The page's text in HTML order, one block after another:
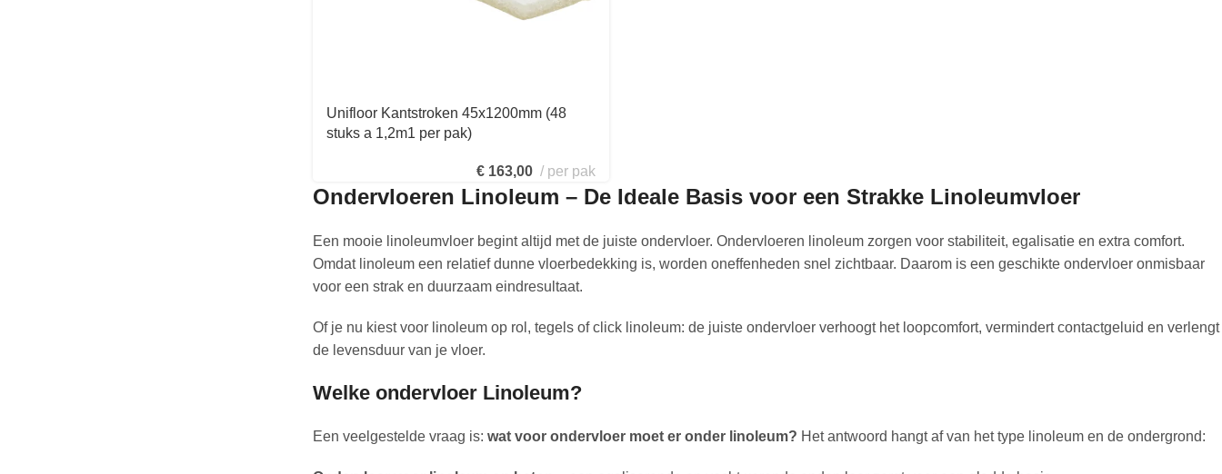
Unifloor Kantstroken 45x1200mm (48
stuks a 1,2m1 per pak)
€ 163,00 per pak
Ondervloeren Linoleum – De Ideale Basis voor een Strakke Linoleumvloer
Een mooie linoleumvloer begint altijd met de juiste ondervloer. Ondervloeren linoleum zorgen voor stabiliteit, egalisatie en extra comfort.
Omdat linoleum een relatief dunne vloerbedekking is, worden oneffenheden snel zichtbaar. Daarom is een geschikte ondervloer onmisbaar
voor een strak en duurzaam eindresultaat.
Of je nu kiest voor linoleum op rol, tegels of click linoleum: de juiste ondervloer verhoogt het loopcomfort, vermindert contactgeluid en verlengt
de levensduur van je vloer.
Welke ondervloer Linoleum?
Een veelgestelde vraag is: wat voor ondervloer moet er onder linoleum? Het antwoord hangt af van het type linoleum en de ondergrond: